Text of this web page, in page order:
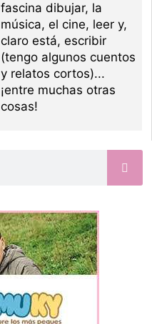
fascina dibujar, la
música, el cine, leer y,
claro está, escribir
(tengo algunos cuentos
y relatos cortos)...
¡entre muchas otras
cosas!